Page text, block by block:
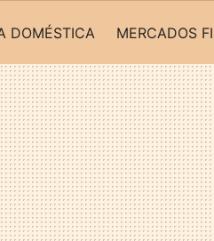
DOMÉSTICA MERCADOS